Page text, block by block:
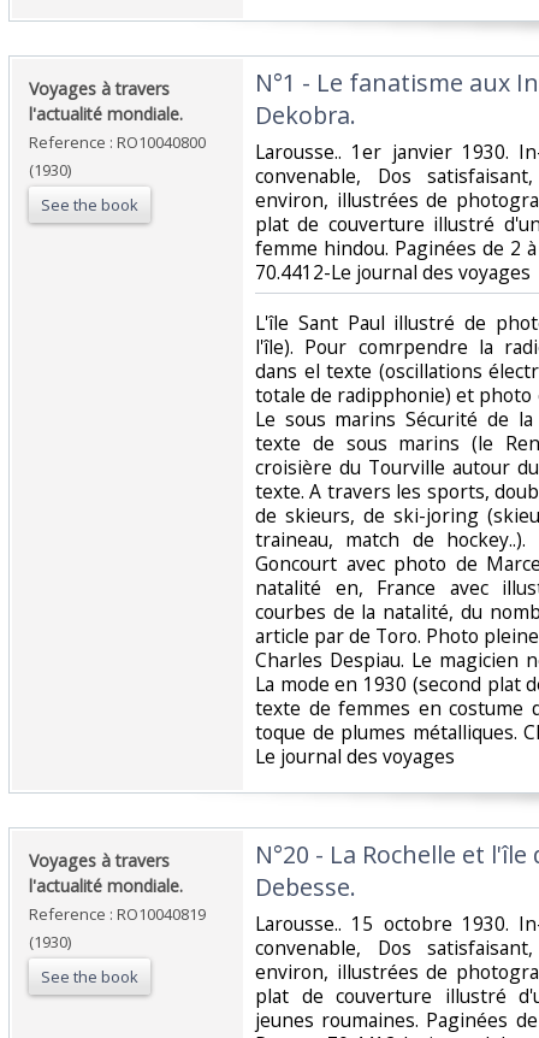
‎Voyages à travers
l'actualité mondiale.‎
Reference : RO10040800
(1930)
See the book
‎N°1 - Le fanatisme aux
Dekobra.‎
‎Larousse.. 1er janvier 1930.
convenable, Dos
environ, illustrées de
plat de couverture illustré
femme hindou. Paginées de 2
70.4412-Le journal des voyages‎
‎L'île Sant Paul illustré de
l'île). Pour comrpendre la
dans el texte (oscillations
totale de radipphonie) et photo
Le sous marins Sécurité de
texte de sous marins (le
croisière du Tourville autour
texte. A travers les sports,
de skieurs, de ski-joring
traineau, match de
Goncourt avec photo de
natalité en, France avec
courbes de la natalité, du
article par de Toro. Photo
Charles Despiau. Le magicien
La mode en 1930 (second plat
texte de femmes en costume
toque de plumes métalliques.
Le journal des voyages‎
‎Voyages à travers
l'actualité mondiale.‎
Reference : RO10040819
(1930)
See the book
‎N°20 - La Rochelle et
Debesse.‎
‎Larousse.. 15 octobre 1930.
convenable, Dos
environ, illustrées de
plat de couverture illustré
jeunes roumaines. Paginées